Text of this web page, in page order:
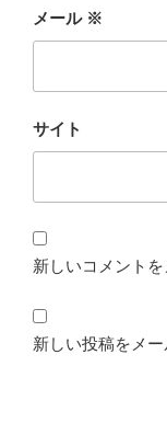
メール ※
サイト
新しいコメント
新しい投稿をメ